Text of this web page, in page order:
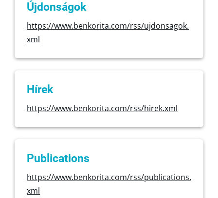
Újdonságok
https://www.benkorita.com/rss/ujdonsagok.
xml
Hírek
https://www.benkorita.com/rss/hirek.xml
Publications
https://www.benkorita.com/rss/publications.
xml